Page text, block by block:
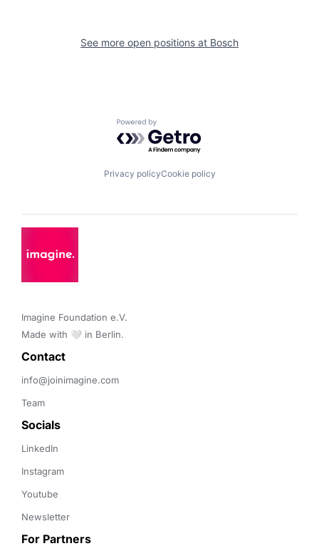
See more open positions at Bosch
Powered by Getro.com
Privacy policyCookie policy
Imagine Foundation e.V.
Made with 🤍 in Berlin.
Contact
info@joinimagine.com
Team
Socials
LinkedIn
Instagram
Youtube
Newsletter
For Partners